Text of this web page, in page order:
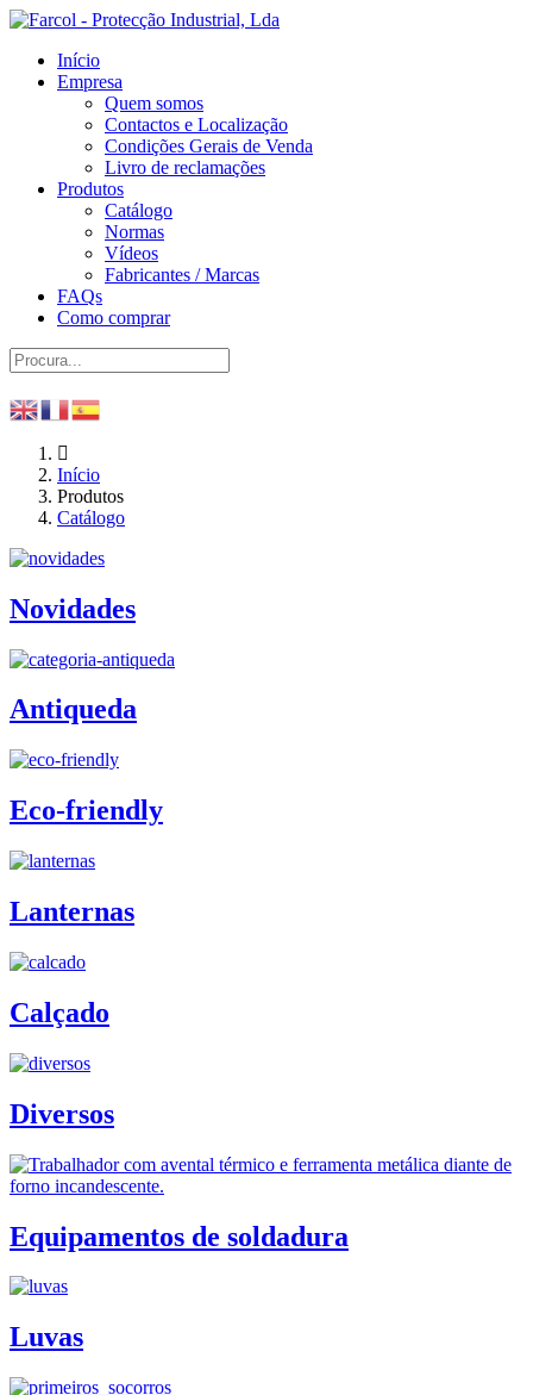
Início
Empresa
Quem somos
Contactos e Localização
Condições Gerais de Venda
Livro de reclamações
Produtos
Catálogo
Normas
Vídeos
Fabricantes / Marcas
FAQs
Como comprar
Início
Produtos
Catálogo
Novidades
Antiqueda
Eco-friendly
Lanternas
Calçado
Diversos
Equipamentos de soldadura
Luvas